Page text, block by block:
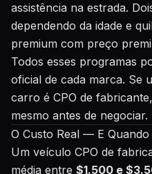
assistência na estrada.
dependendo da idade e
premium com preço
Todos esses programas
oficial de cada marca. Se
carro é CPO de
mesmo antes de negociar.
O Custo Real — E Quando
Um veículo CPO de
média entre $1.500 e